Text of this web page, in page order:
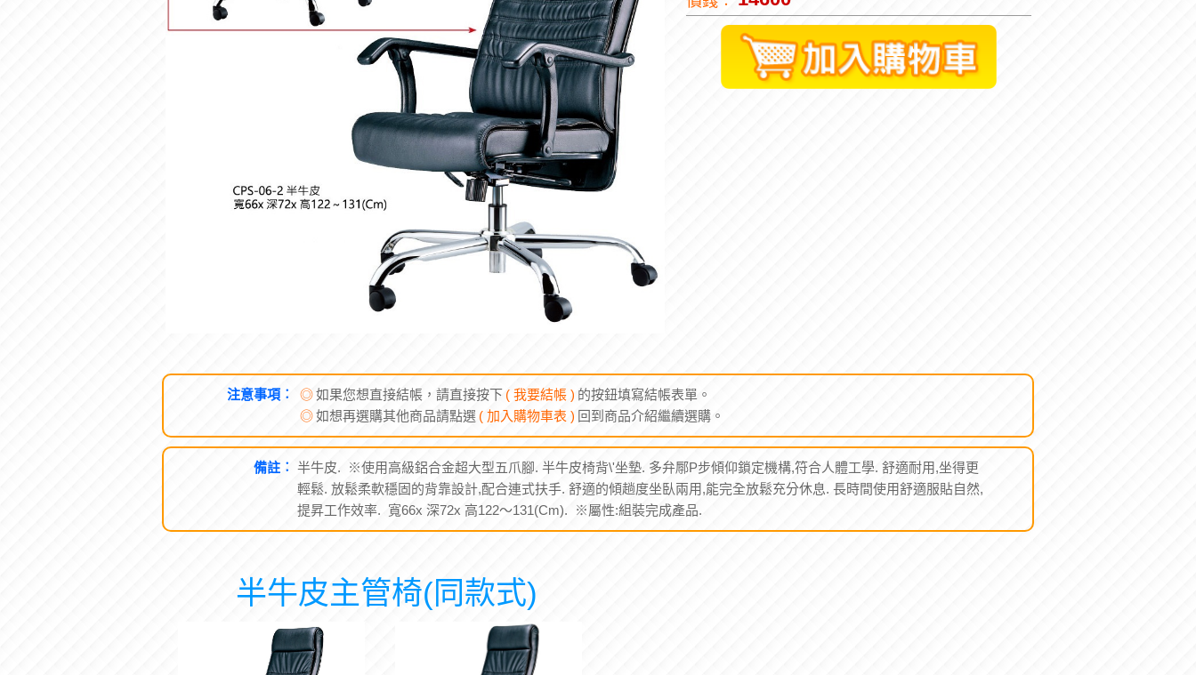
注意事項︰ ◎如果您想直接結帳，請直接按下 ( 我要結帳 ) 的按鈕填寫結帳表單。
◎如想再選購其他商品請點選 ( 加入購物車表 ) 回到商品介紹繼續選購。
備註︰ 半牛皮. ※使用高級鋁合金超大型五爪腳. 半牛皮椅背\'坐墊. 多弁鄏P步傾仰鎖定機構,符合人體工學. 舒適耐用,坐得更
輕鬆. 放鬆柔軟穩固的背靠設計,配合連式扶手. 舒適的傾趟度坐臥兩用,能完全放鬆充分休息. 長時間使用舒適服貼自然,
提昇工作效率. 寬66x 深72x 高122～131(Cm). ※屬性:組裝完成產品.
半牛皮主管椅(同款式)